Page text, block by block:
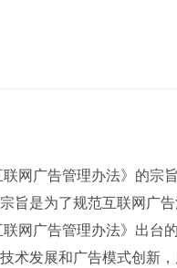
广告管理办法》的宗
是为了规范互联网广告
广告管理办法》出台
发展和广告模式创新，